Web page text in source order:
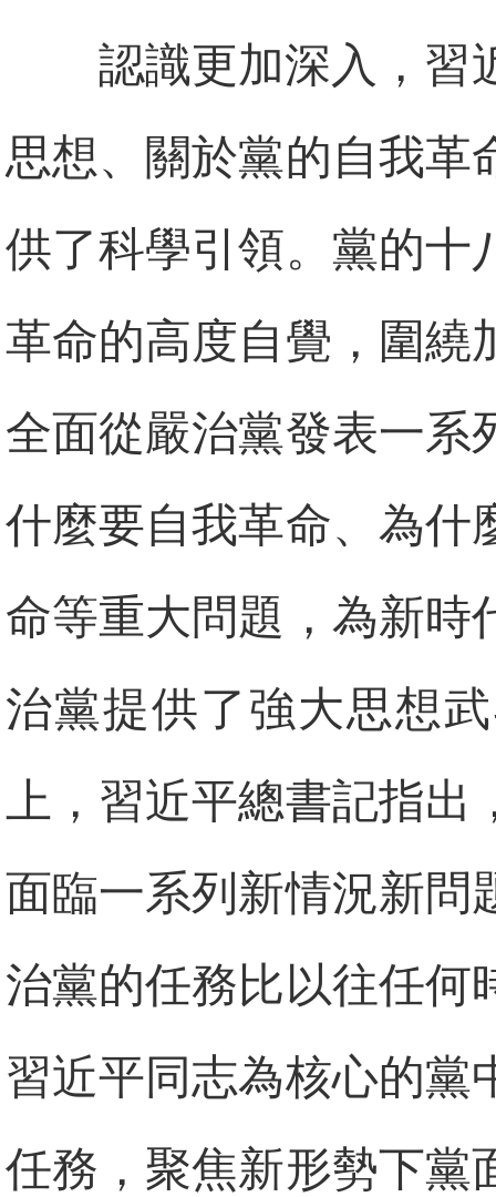
認識更加深入，習
思想、關於黨的自我革
供了科學引領。黨的十
革命的高度自覺，圍繞
全面從嚴治黨發表一系
什麼要自我革命、為什
命等重大問題，為新時
治黨提供了強大思想
上，習近平總書記指出
面臨一系列新情況新問
治黨的任務比以往任何
習近平同志為核心的黨
任務，聚焦新形勢下黨